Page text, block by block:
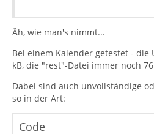
Äh, wie man's nimmt...
Bei einem Kalender getestet - die
kB, die "rest"-Datei immer noch
Dabei sind auch unvollständige
so in der Art:
Code